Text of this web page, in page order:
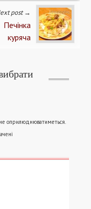
post →
Печінка
куряча
оприлюднюватиметься.